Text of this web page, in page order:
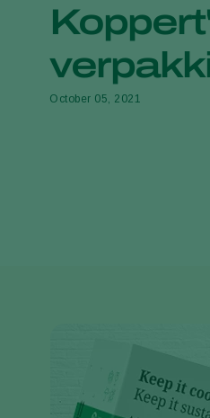
October 05, 2021